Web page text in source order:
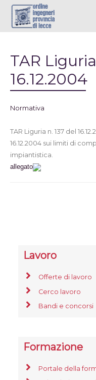
TAR
16.12.2004
Normativa
TAR Liguria n. 137 del
16.12.2004 sui limiti di
impiantistica.
allegato
Lavoro
Offerte di lavoro
Cerco lavoro
Bandi e concorsi
Formazione
Portale della